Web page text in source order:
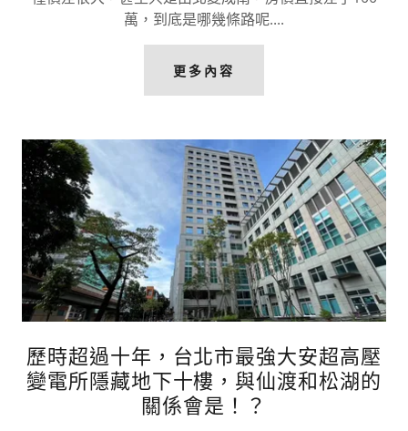
萬，到底是哪幾條路呢....
更多內容
歷時超過十年，台北市最強大安超高壓
變電所隱藏地下十樓，與仙渡和松湖的
關係會是！？